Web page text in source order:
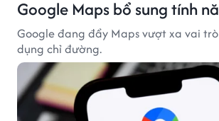
Google Maps bổ sung tính
Google đang đẩy Maps vượt xa vai
dụng chỉ đường.